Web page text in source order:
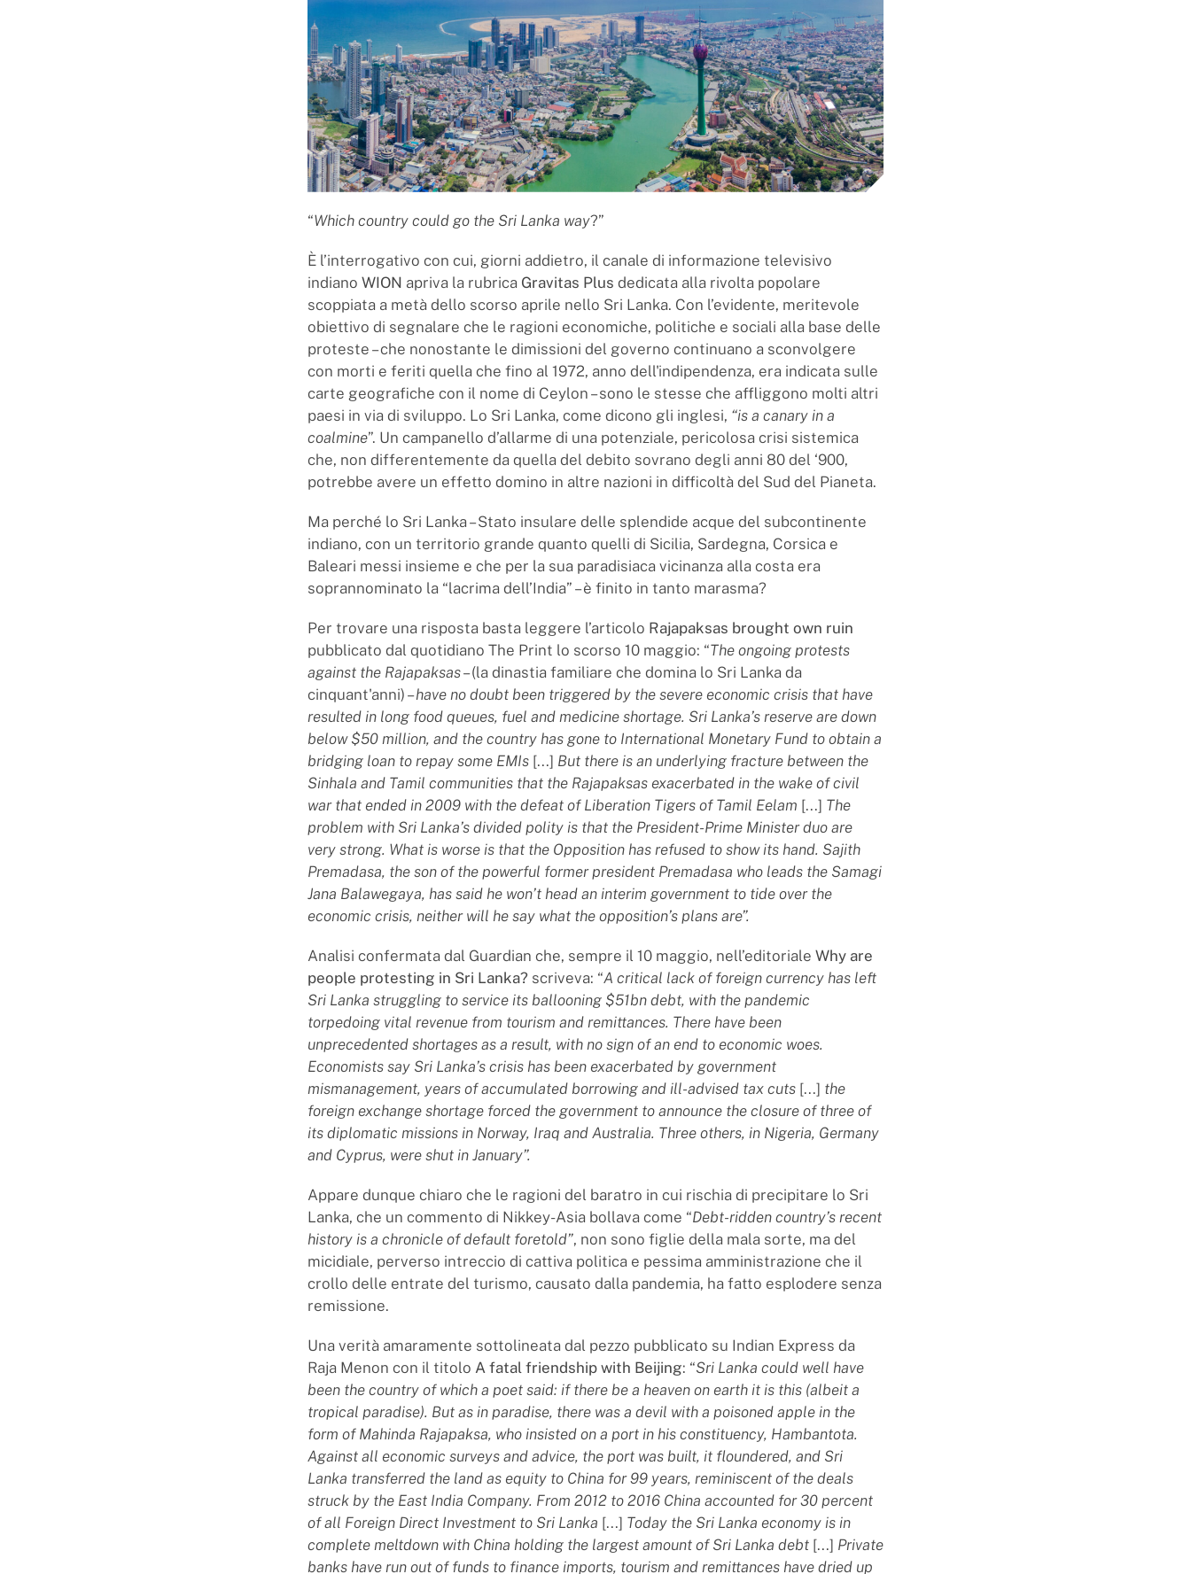
“Which country could go the Sri Lanka way?”
È l’interrogativo con cui, giorni addietro, il canale di informazione televisivo
indiano WION apriva la rubrica Gravitas Plus dedicata alla rivolta popolare
scoppiata a metà dello scorso aprile nello Sri Lanka. Con l’evidente, meritevole
obiettivo di segnalare che le ragioni economiche, politiche e sociali alla base delle
proteste – che nonostante le dimissioni del governo continuano a sconvolgere
con morti e feriti quella che fino al 1972, anno dell'indipendenza, era indicata sulle
carte geografiche con il nome di Ceylon – sono le stesse che affliggono molti altri
paesi in via di sviluppo. Lo Sri Lanka, come dicono gli inglesi, “is a canary in a
coalmine”. Un campanello d’allarme di una potenziale, pericolosa crisi sistemica
che, non differentemente da quella del debito sovrano degli anni 80 del ‘900,
potrebbe avere un effetto domino in altre nazioni in difficoltà del Sud del Pianeta.
Ma perché lo Sri Lanka – Stato insulare delle splendide acque del subcontinente
indiano, con un territorio grande quanto quelli di Sicilia, Sardegna, Corsica e
Baleari messi insieme e che per la sua paradisiaca vicinanza alla costa era
soprannominato la “lacrima dell’India” – è finito in tanto marasma?
Per trovare una risposta basta leggere l’articolo Rajapaksas brought own ruin
pubblicato dal quotidiano The Print lo scorso 10 maggio: “The ongoing protests
against the Rajapaksas– (la dinastia familiare che domina lo Sri Lanka da
cinquant'anni) –have no doubt been triggered by the severe economic crisis that have
resulted in long food queues, fuel and medicine shortage. Sri Lanka’s reserve are down
below $50 million, and the country has gone to International Monetary Fund to obtain a
bridging loan to repay some EMIs [...] But there is an underlying fracture between the
Sinhala and Tamil communities that the Rajapaksas exacerbated in the wake of civil
war that ended in 2009 with the defeat of Liberation Tigers of Tamil Eelam [...] The
problem with Sri Lanka’s divided polity is that the President-Prime Minister duo are
very strong. What is worse is that the Opposition has refused to show its hand. Sajith
Premadasa, the son of the powerful former president Premadasa who leads the Samagi
Jana Balawegaya, has said he won’t head an interim government to tide over the
economic crisis, neither will he say what the opposition’s plans are”.
Analisi confermata dal Guardian che, sempre il 10 maggio, nell’editoriale Why are
people protesting in Sri Lanka? scriveva: “A critical lack of foreign currency has left
Sri Lanka struggling to service its ballooning $51bn debt, with the pandemic
torpedoing vital revenue from tourism and remittances. There have been
unprecedented shortages as a result, with no sign of an end to economic woes.
Economists say Sri Lanka’s crisis has been exacerbated by government
mismanagement, years of accumulated borrowing and ill-advised tax cuts [...] the
foreign exchange shortage forced the government to announce the closure of three of
its diplomatic missions in Norway, Iraq and Australia. Three others, in Nigeria, Germany
and Cyprus, were shut in January”.
Appare dunque chiaro che le ragioni del baratro in cui rischia di precipitare lo Sri
Lanka, che un commento di Nikkey-Asia bollava come “Debt-ridden country’s recent
history is a chronicle of default foretold”, non sono figlie della mala sorte, ma del
micidiale, perverso intreccio di cattiva politica e pessima amministrazione che il
crollo delle entrate del turismo, causato dalla pandemia, ha fatto esplodere senza
remissione.
Una verità amaramente sottolineata dal pezzo pubblicato su Indian Express da
Raja Menon con il titolo A fatal friendship with Beijing: “Sri Lanka could well have
been the country of which a poet said: if there be a heaven on earth it is this (albeit a
tropical paradise). But as in paradise, there was a devil with a poisoned apple in the
form of Mahinda Rajapaksa, who insisted on a port in his constituency, Hambantota.
Against all economic surveys and advice, the port was built, it floundered, and Sri
Lanka transferred the land as equity to China for 99 years, reminiscent of the deals
struck by the East India Company. From 2012 to 2016 China accounted for 30 percent
of all Foreign Direct Investment to Sri Lanka [...] Today the Sri Lanka economy is in
complete meltdown with China holding the largest amount of Sri Lanka debt [...] Private
banks have run out of funds to finance imports, tourism and remittances have dried up